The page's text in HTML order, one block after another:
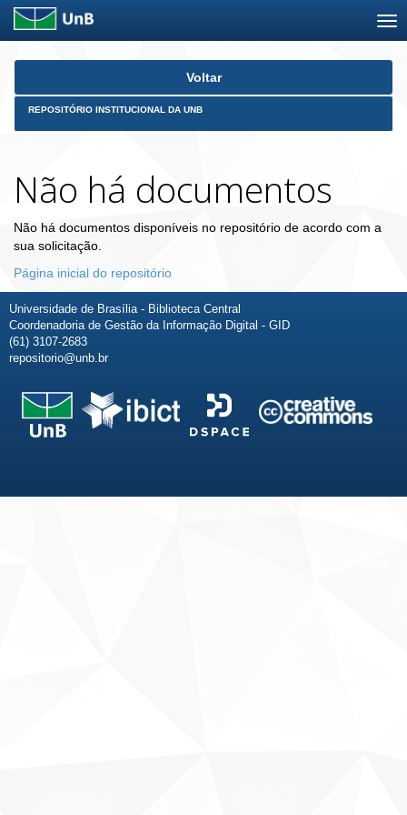
Skip
Voltar
REPOSITÓRIO INSTITUCIONAL DA UNB
Não há documentos
Não há documentos disponíveis no repositório de acordo com a
sua solicitação.
Página inicial do repositório
Universidade de Brasília - Biblioteca Central
Coordenadoria de Gestão da Informação Digital - GID
(61) 3107-2683
repositorio@unb.br